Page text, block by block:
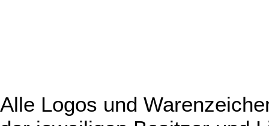
Alle Logos und